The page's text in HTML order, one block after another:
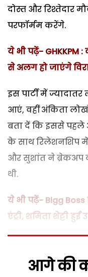
दोस्त और रिश्तेदार
परफॉर्मम करेंगे.
ये भी पढ़ें- GHKKPM
से अलग हो जाएंगे
इस पार्टी में
आएं, वहीं अंकिता
बता दें कि इससे पहले
के साथ रिलेशनशिप
और सुशांत ने ब्रेकअप
थी.
ये भी पढ़ें- Bigg Boss
एंट्री, शमिता शेट्टी हुईं
आगे की